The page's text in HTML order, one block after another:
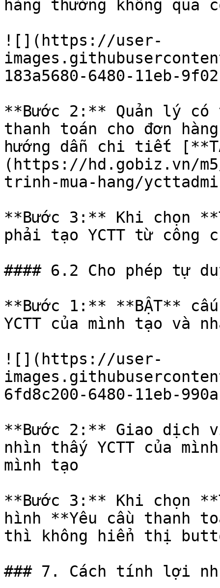
hàng thường không
![](https://user-
183a5680-6480-11eb-
**Bước 2:** Quản lý có
thanh toán cho đơn
hướng dẫn chi tiết
(https://hd.gobiz.vn/
trinh-mua-hang/
**Bước 3:** Khi chọn
phải tạo YCTT từ công
#### 6.2 Cho phép tự
**Bước 1:** **BẬT**
YCTT của mình tạo và
![](https://user-
6fd8c200-6480-11eb-
**Bước 2:** Giao dịch
nhìn thấy YCTT của
mình tạo
**Bước 3:** Khi chọn
hình **Yêu cầu thanh
thì không hiển thị
### 7. Cách tính lợi